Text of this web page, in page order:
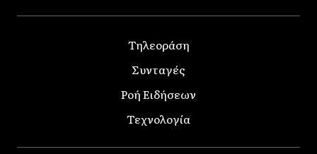
Τηλεοράση
Συνταγές
Ροή Ειδήσεων
Τεχνολογία